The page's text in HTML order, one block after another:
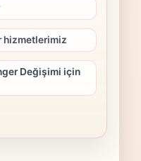
hizmetlerimiz
Değişimi için